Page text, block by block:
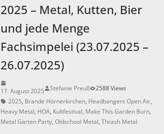
2025 – Metal, Kutten, Bier
und jede Menge
Fachsimpelei (23.07.2025 –
26.07.2025)
17. August 2025 Stefanie Preuß
2588 Views
2025, Brande Hörnerkirchen, Headbangers Open Air,
Heavy Metal, HOA, Kultfestival, Make This Garden Burn,
Metal Garten Party,Oldschool Metal,Thrash Metal